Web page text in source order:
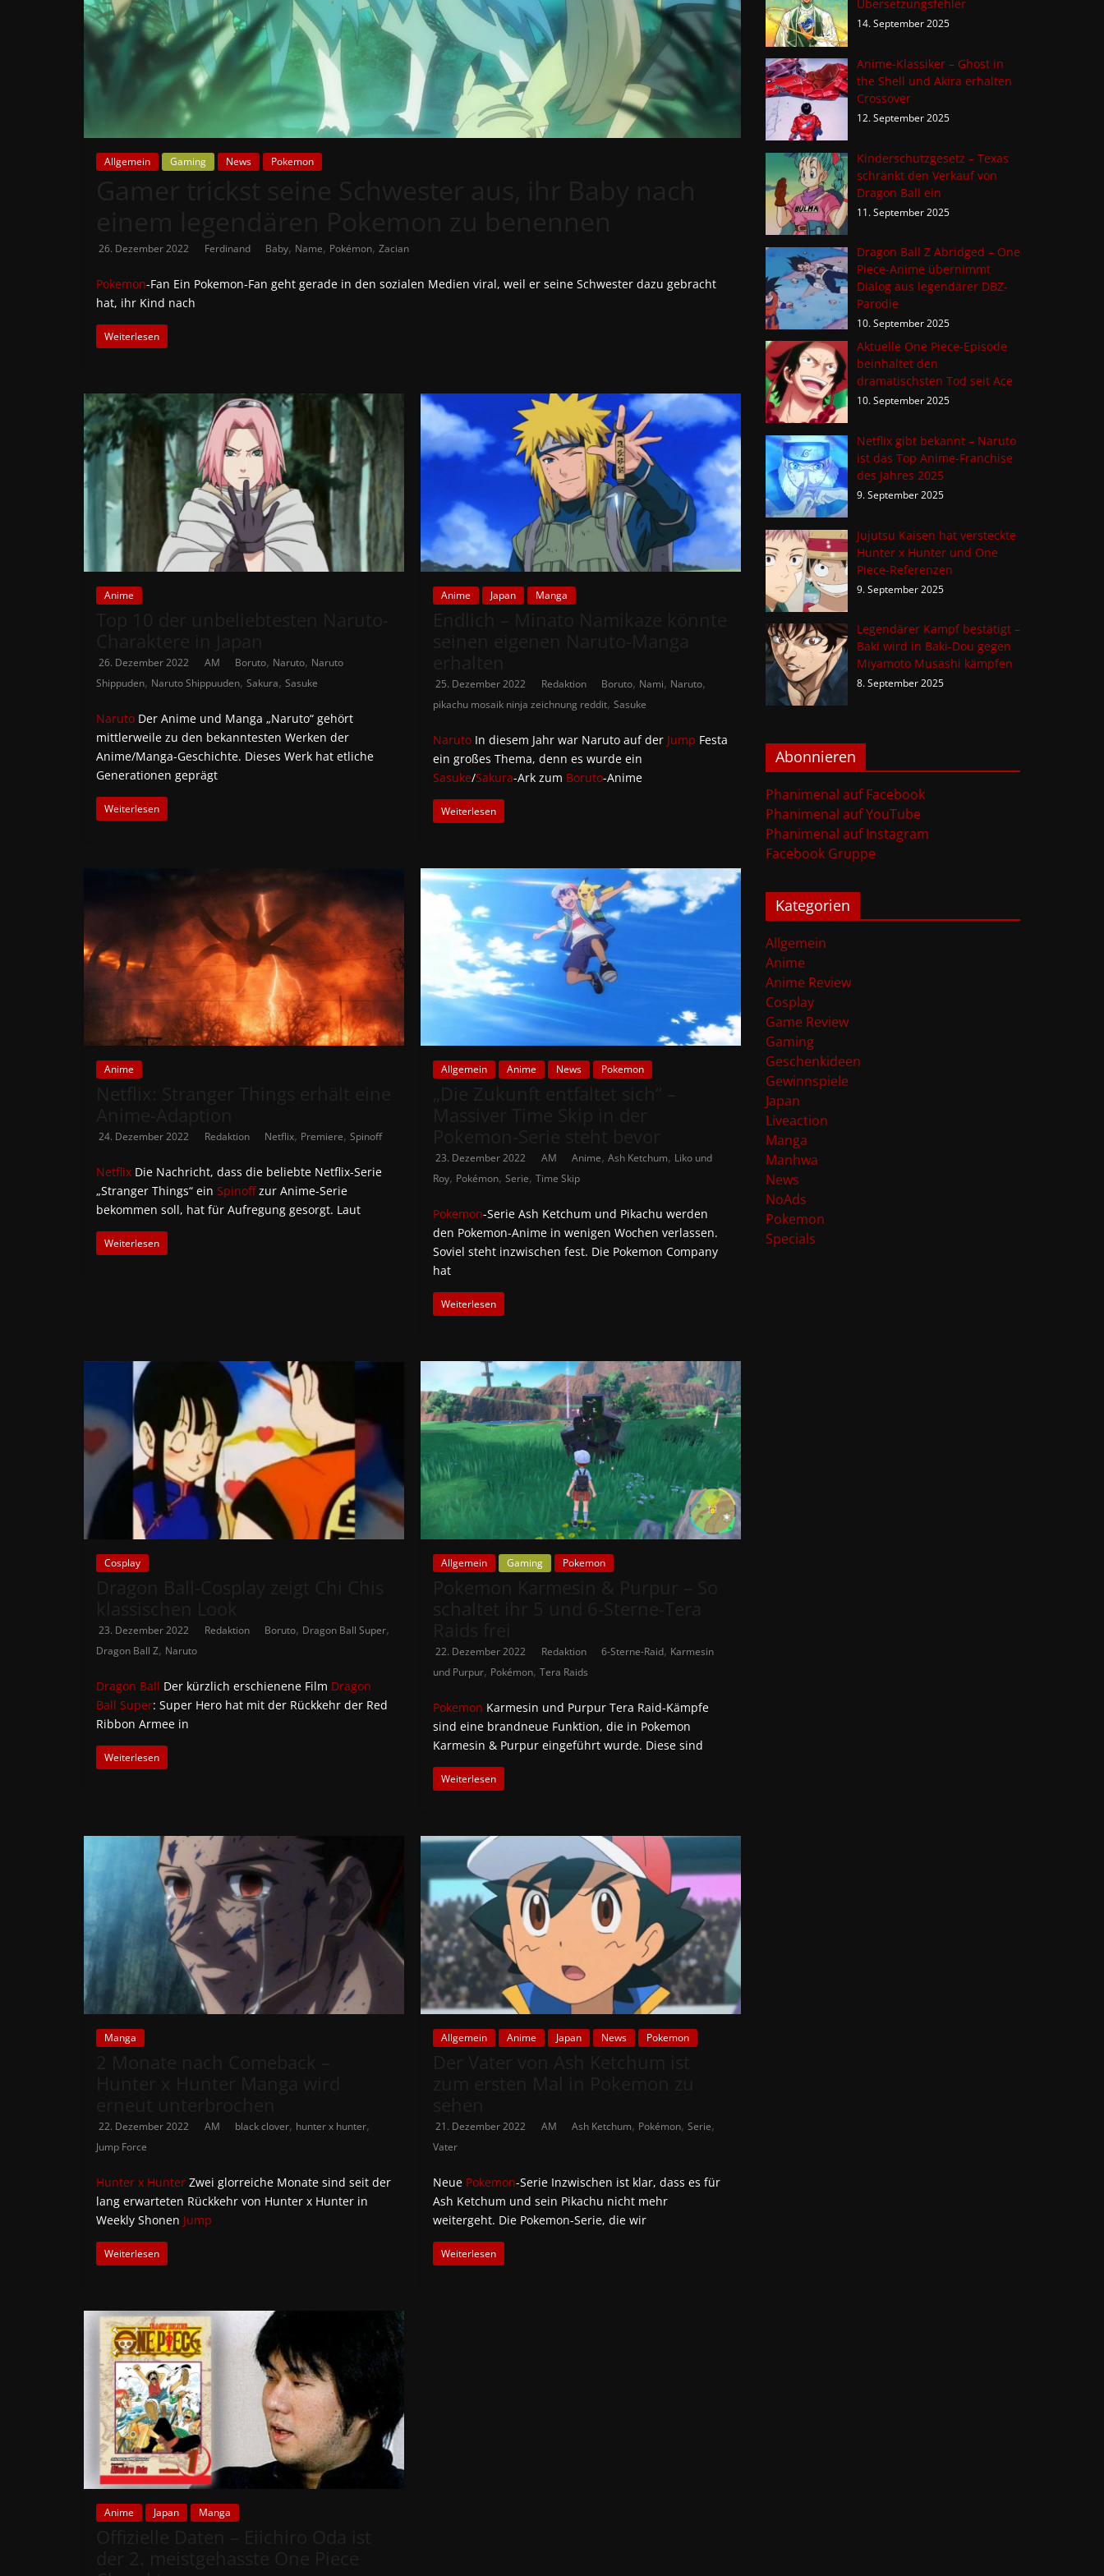
News
Auf
Phanimenal
du
die
aktuellsten
Japan
Deutschland
Allgemein Gaming News Pokemon
26. Dezember 2022 Ferdinand Baby, Name, Pokémon, Zacian
Pokemon-Fan Ein Pokemon-Fan geht gerade in den sozialen Medien viral, weil er seine Schwester dazu gebracht
hat, ihr Kind nach
Weiterlesen
Anime
26. Dezember 2022 AM Boruto, Naruto, Naruto
Shippuden, Naruto Shippuuden, Sakura, Sasuke
Naruto Der Anime und Manga „Naruto“ gehört
mittlerweile zu den bekanntesten Werken der
Anime/Manga-Geschichte. Dieses Werk hat etliche
Generationen geprägt
Weiterlesen
Anime Japan Manga
25. Dezember 2022 Redaktion Boruto, Nami, Naruto,
pikachu mosaik ninja zeichnung reddit,Sasuke
Naruto In diesem Jahr war Naruto auf der Jump Festa
ein großes Thema, denn es wurde ein
Sasuke/Sakura-Ark zum Boruto-Anime
Weiterlesen
Anime
24. Dezember 2022 Redaktion Netflix, Premiere, Spinoff
Netflix Die Nachricht, dass die beliebte Netflix-Serie
„Stranger Things“ ein Spinoffzur Anime-Serie
bekommen soll, hat für Aufregung gesorgt. Laut
Weiterlesen
Allgemein Anime News Pokemon
23. Dezember 2022 AM Anime,Ash Ketchum, Liko und
Roy, Pokémon,Serie,Time Skip
Pokemon-Serie Ash Ketchum und Pikachu werden
den Pokemon-Anime in wenigen Wochen verlassen.
Soviel steht inzwischen fest. Die Pokemon Company
hat
Weiterlesen
Cosplay
23. Dezember 2022 Redaktion Boruto, Dragon Ball Super,
Dragon Ball Z, Naruto
Dragon Ball Der kürzlich erschienene Film Dragon
Ball Super: Super Hero hat mit der Rückkehr der Red
Ribbon Armee in
Weiterlesen
Allgemein Gaming Pokemon
22. Dezember 2022 Redaktion 6-Sterne-Raid, Karmesin
und Purpur, Pokémon,Tera Raids
Pokemon Karmesin und Purpur Tera Raid-Kämpfe
sind eine brandneue Funktion, die in Pokemon
Karmesin & Purpur eingeführt wurde. Diese sind
Weiterlesen
Manga
22. Dezember 2022 AM black clover, hunter x hunter,
Jump Force
Hunter x Hunter Zwei glorreiche Monate sind seit der
lang erwarteten Rückkehr von Hunter x Hunter in
Weekly Shonen Jump
Weiterlesen
Allgemein Anime Japan News Pokemon
21. Dezember 2022 AM Ash Ketchum, Pokémon,Serie,
Vater
Neue Pokemon-Serie Inzwischen ist klar, dass es für
Ash Ketchum und sein Pikachu nicht mehr
weitergeht. Die Pokemon-Serie, die wir
Weiterlesen
Anime Japan Manga
Übersetzungsfehler
14. September 2025
Anime-Klassiker – Ghost in
the Shell und Akira erhalten
Crossover
12. September 2025
Kinderschutzgesetz – Texas
schränkt den Verkauf von
Dragon Ball ein
11. September 2025
Dragon Ball Z Abridged – One
Piece-Anime übernimmt
Dialog aus legendärer DBZ-
Parodie
10. September 2025
Aktuelle One Piece-Episode
beinhaltet den
dramatischsten Tod seit Ace
10. September 2025
Netflix gibt bekannt – Naruto
ist das Top Anime-Franchise
des Jahres 2025
9. September 2025
Jujutsu Kaisen hat versteckte
Hunter x Hunter und One
Piece-Referenzen
9. September 2025
Legendärer Kampf bestätigt –
Baki wird in Baki-Dou gegen
Miyamoto Musashi kämpfen
8. September 2025
Abonnieren
Phanimenal auf Facebook
Phanimenal auf YouTube
Phanimenal auf Instagram
Facebook Gruppe
Kategorien
Allgemein
Anime
Anime Review
Cosplay
Game Review
Gaming
Geschenkideen
Gewinnspiele
Japan
Liveaction
Manga
Manhwa
News
NoAds
Pokemon
Specials